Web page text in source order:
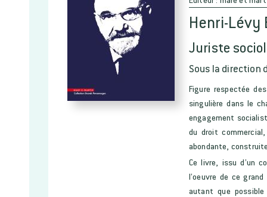
Henri-Lévy
Juriste
Sous la direction
Figure respectée
singulière dans le
engagement
du droit
abondante,
Ce livre, issu d’un
l’oeuvre de ce
autant que